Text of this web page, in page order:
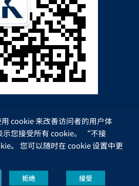
Oy |皖ICP备12016066号-1
cookie 来改善访问者的用户体
您接受所有 cookie。 “不接
。 您可以随时在 cookie 设置中更
拒绝 接受